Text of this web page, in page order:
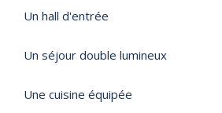
Un hall d'entrée
Un séjour double lumineux
Une cuisine équipée